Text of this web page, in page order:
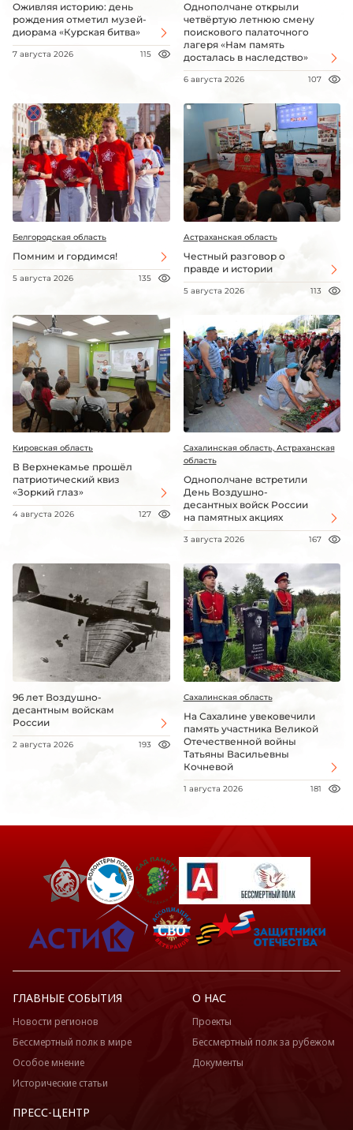
Оживляя историю: день
рождения отметил музей-
диорама «Курская битва»
7 августа 2026 115
Однополчане открыли
четвёртую летнюю смену
поискового палаточного
лагеря «Нам память
досталась в наследство»
6 августа 2026 107
Белгородская область
Помним и гордимся!
5 августа 2026 135
Астраханская область
Честный разговор о
правде и истории
5 августа 2026 113
Кировская область
В Верхнекамье прошёл
патриотический квиз
«Зоркий глаз»
4 августа 2026 127
Сахалинская область, Астраханская
область
Однополчане встретили
День Воздушно-
десантных войск России
на памятных акциях
3 августа 2026 167
96 лет Воздушно-
десантным войскам
России
2 августа 2026 193
Сахалинская область
На Сахалине увековечили
память участника Великой
Отечественной войны
Татьяны Васильевны
Кочневой
1 августа 2026 181
ГЛАВНЫЕ СОБЫТИЯ
Новости регионов
Бессмертный полк в мире
Особое мнение
Исторические статьи
О НАС
Проекты
Бессмертный полк за рубежом
Документы
ПРЕСС-ЦЕНТР